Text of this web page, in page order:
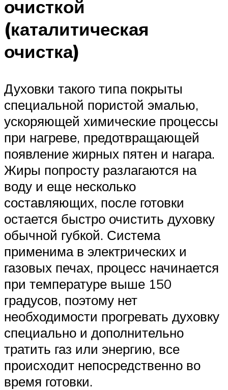
очисткой
(каталитическая
очистка)
Духовки такого типа покрыты
специальной пористой эмалью,
ускоряющей химические процессы
при нагреве, предотвращающей
появление жирных пятен и нагара.
Жиры попросту разлагаются на
воду и еще несколько
составляющих, после готовки
остается быстро очистить духовку
обычной губкой. Система
применима в электрических и
газовых печах, процесс начинается
при температуре выше 150
градусов, поэтому нет
необходимости прогревать духовку
специально и дополнительно
тратить газ или энергию, все
происходит непосредственно во
время готовки.